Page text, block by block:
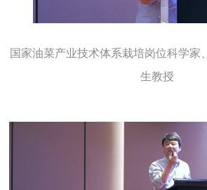
国家油菜产业技术体系栽培岗位科学家、
生教授